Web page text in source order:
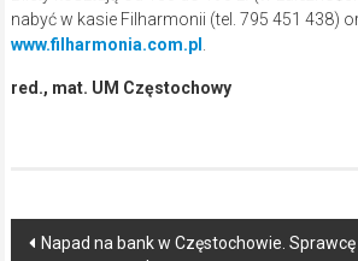
nabyć w kasie Filharmonii (tel. 795 451 438)
www.filharmonia.com.pl
red., mat. UM Częstochowy
Post
Napad na bank w Częstochowie. Sprawcę